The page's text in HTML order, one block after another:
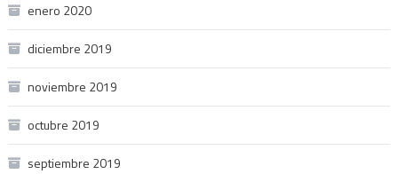
enero 2020
diciembre 2019
noviembre 2019
octubre 2019
septiembre 2019